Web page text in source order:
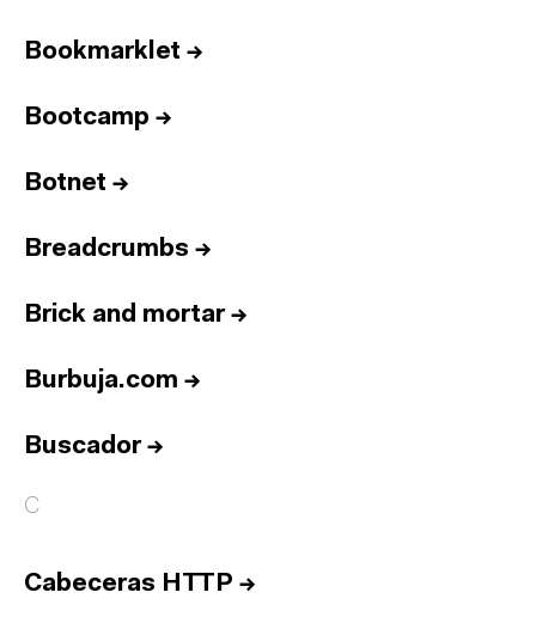
Bookmarklet →
Bootcamp →
Botnet →
Breadcrumbs →
Brick and mortar→
Burbuja.com →
Buscador→
C
Cabeceras HTTP →